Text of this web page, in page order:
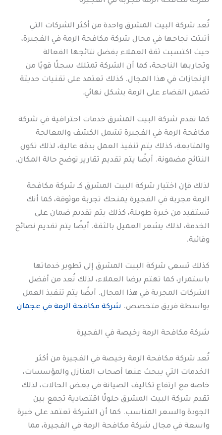
تُعد شركة البيت المشرق واحدة من أكثر الشركات التي
أثبتت نجاحها في مجال شركة مكافحة الرمة في الفجيرة،
حيث اكتسبت ثقة العملاء بفضل نتائجها الفعالة
وتجاربها الناجحة، كما أن الشركة تمتلك سجلًا قويًا من
الإنجازات في هذا المجال. كذلك تعتمد على تقنيات حديثة
تضمن القضاء على الرمة بشكل نهائي.
كما تقدم شركة البيت المشرق خدمات احترافية في شركة
مكافحة الرمة في الفجيرة تشمل الكشف والمعالجة
والمتابعة، كذلك يتم تنفيذ العمل بدقة عالية، لذلك تكون
النتائج مضمونة. أيضًا يتم تقديم تقارير توضح حالة المكان.
لذلك فإن اختيار شركة البيت المشرق كـ شركة مكافحة
الرمة مجربة في الفجيرة يمنحك تجربة موثوقة، كما أنك
تستفيد من خبرة طويلة، كذلك يتم تقديم ضمان على
الخدمة، لذلك يشعر العميل بالثقة. أيضًا يتم تقديم نصائح
وقائية.
كذلك تسعى شركة البيت المشرق إلى تطوير خدماتها
باستمرار، كما تهتم برضا العملاء، لذلك تُعد من أفضل
الشركات المجربة في هذا المجال. أيضًا يتم تنفيذ العمل
بواسطة فريق متخصص. شركة مكافحة الرمة في عجمان
شركة مكافحة الرمة رخيصة في الفجيرة
تُعد شركة مكافحة الرمة رخيصة في الفجيرة من أكثر
الخدمات التي يبحث عنها أصحاب المنازل والمؤسسات،
خاصة مع ارتفاع تكاليف الصيانة في بعض الحالات، لذلك
تقدم شركة البيت المشرق حلولًا اقتصادية تجمع بين
الجودة والسعر المناسب. كما أن الشركة تعتمد على خبرة
واسعة في مجال شركة مكافحة الرمة في الفجيرة، مما